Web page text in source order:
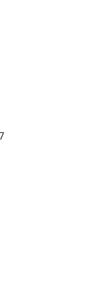
de sortie du film